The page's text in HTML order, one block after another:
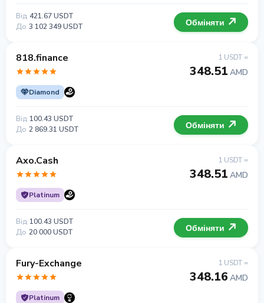
Від 421.67 USDT
До 3 102 349 USDT Обміняти
818.finance
Diamond
1 USDT =
348.51 AMD
Від 100.43 USDT
До 2 869.31 USDT Обміняти
Axo.Cash
Platinum
1 USDT =
348.51 AMD
Від 100.43 USDT
До 20 000 USDT Обміняти
Fury-Exchange
Platinum
1 USDT =
348.16 AMD